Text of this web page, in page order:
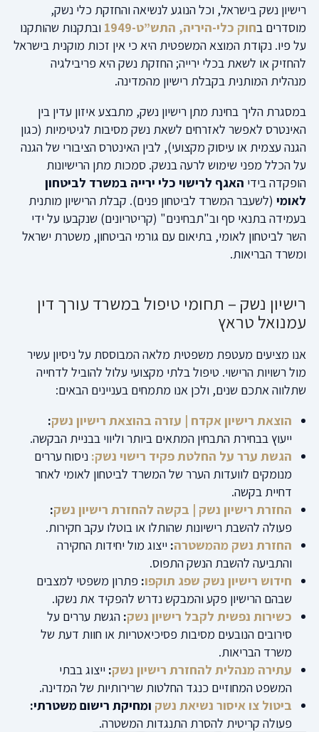
רישיון נשק בישראל, וכל הנוגע לנשיאה והחזקת כלי נשק,
מוסדרים בחוק כלי-היריה, התש”ט-1949
ובתקנות שהותקנו
על פיו. נקודת המוצא המשפטית היא כי אין זכות מוקנית בישראל
להחזיק או לשאת בכלי ירייה; החזקת נשק היא פריבילגיה
מנהלית המותנית בקבלת רישיון מהמדינה.
במסגרת הליך בחינת מתן רישיון נשק, מתבצע איזון עדין בין
האינטרס לאפשר לאזרחים לשאת נשק מסיבות לגיטימיות (כגון
הגנה עצמית או עיסוק מקצועי), לבין האינטרס הציבורי של הגנה
על הכלל מפני שימוש לרעה בנשק. סמכות מתן הרישיונות
הופקדה בידי האגף לרישוי כלי ירייה במשרד לביטחון
לאומי(לשעבר המשרד לביטחון פנים). קבלת הרישיון מותנית
בעמידה בתנאי סף וב"תבחינים" (קריטריונים) שנקבעו על ידי
השר לביטחון לאומי, בתיאום עם גורמי הביטחון, משטרת ישראל
ומשרד הבריאות.
רישיון נשק – תחומי טיפול במשרד עורך דין
עמנואל טראץ
אנו מציעים מעטפת משפטית מלאה המבוססת על ניסיון עשיר
מול רשויות הרישוי. טיפול בלתי מקצועי עלול להוביל לדחייה
שתלווה אתכם שנים, ולכן אנו מתמחים בעניינים הבאים:
הוצאת רישיון אקדח | עזרה בהוצאת רישיון נשק:
ייעוץ בבחירת התבחין המתאים ביותר וליווי בבניית הבקשה.
הגשת ערר על החלטת פקיד רישוי נשק: ניסוח עררים
מנומקים לוועדות הערר של המשרד לביטחון לאומי לאחר
דחיית בקשה.
החזרת רישיון נשק | בקשה להחזרת רישיון נשק:
פעולה להשבת רישיונות שהותלו או בוטלו עקב חקירות.
החזרת נשק מהמשטרה: ייצוג מול יחידות החקירה
והתביעה להשבת הנשק התפוס.
חידוש רישיון נשק שפג תוקפו: פתרון משפטי למצבים
שבהם הרישיון פקע והמבקש נדרש להפקיד את נשקו.
כשירות נפשית לקבל רישיון נשק: הגשת עררים על
סירובים הנובעים מסיבות פסיכיאטריות או חוות דעת של
משרד הבריאות.
עתירה מנהלית להחזרת רישיון נשק: ייצוג בבתי
המשפט המחוזיים כנגד החלטות שרירותיות של המדינה.
ביטול צו איסור נשיאת נשק ומחיקת רישום משטרתי:
פעולה קריטית להסרת התנגדות המשטרה.